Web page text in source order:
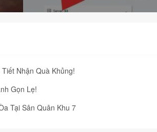
Nhận Quà Khủng!
Gọn Lẹ!
Tại Sân Quân Khu 7